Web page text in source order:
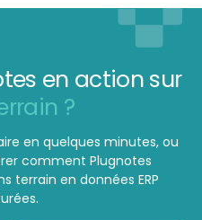
en action sur
?
en quelques minutes, ou
comment Plugnotes
terrain en données ERP